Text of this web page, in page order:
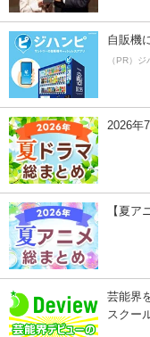
自販機
（PR）
2026年
【夏ア
芸能界
スクー